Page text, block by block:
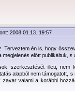
2008.01.13. 19:57
Terveztem én is, hogy
megjelenés előtt publikáltuk,
szerkesztését illeti, nem
alapból nem támogatott,
valami a korábbi